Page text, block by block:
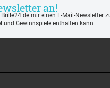
an!
mir einen E-Mail-Newsletter
und Gewinnspiele enthalten kann.